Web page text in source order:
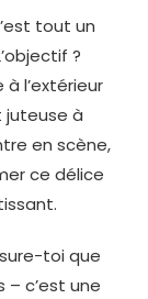
tout un
?
l’extérieur
juteuse à
en scène,
ce délice
toi que
c’est une